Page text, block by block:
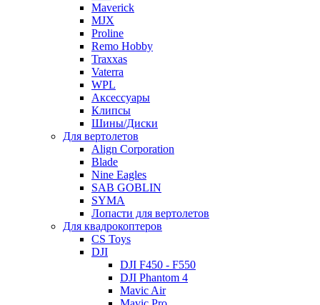
Maverick
MJX
Proline
Remo Hobby
Traxxas
Vaterra
WPL
Аксессуары
Клипсы
Шины/Диски
Для вертолетов
Align Corporation
Blade
Nine Eagles
SAB GOBLIN
SYMA
Лопасти для вертолетов
Для квадрокоптеров
CS Toys
DJI
DJI F450 - F550
DJI Phantom 4
Mavic Air